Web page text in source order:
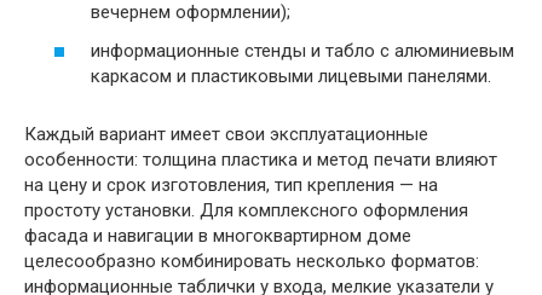
вечернем оформлении);
информационные стенды и табло с алюминиевым
каркасом и пластиковыми лицевыми панелями.
Каждый вариант имеет свои эксплуатационные
особенности: толщина пластика и метод печати влияют
на цену и срок изготовления, тип крепления — на
простоту установки. Для комплексного оформления
фасада и навигации в многоквартирном доме
целесообразно комбинировать несколько форматов:
информационные таблички у входа, мелкие указатели у